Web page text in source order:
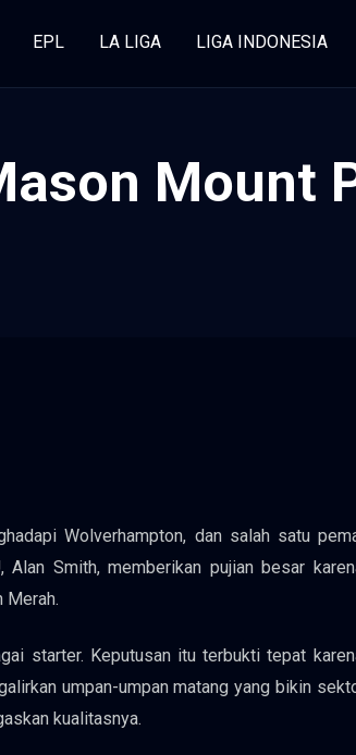
EPL LA LIGA LIGA INDONESIA
Mount
Wolverhampton, dan salah satu
Smith, memberikan pujian besar
Merah.
starter. Keputusan itu terbukti tepat
umpan-umpan matang yang bikin
kualitasnya.